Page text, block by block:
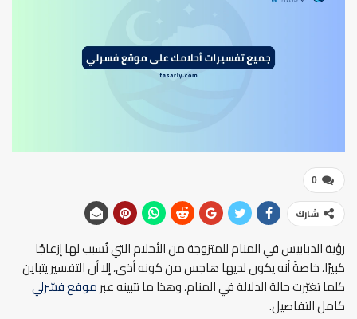
0
شارك
رؤية الدبابيس في المنام للمتزوجة من الأحلام التي تُسبب لها إزعاجًا
كبيرًا، خاصةً أنه يكون لديها هاجس من كونه أذى، إلا أن التفسير يتباين
كلما تغيّرت حالة الدلالة في المنام، وهذا ما تتبينه عبرموقع فسّرلي
كامل التفاصيل.